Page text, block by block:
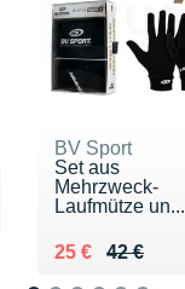
BV Sport
Set aus
Mehrzweck-
Laufmütze un...
42 €
Au lieu de 42 €
25 €
Vendu 25 €